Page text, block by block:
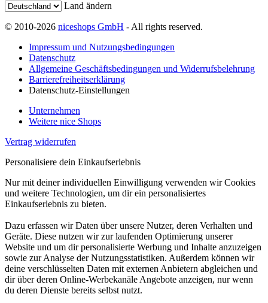
Land ändern
© 2010-2026 niceshops GmbH - All rights reserved.
Impressum und Nutzungsbedingungen
Datenschutz
Allgemeine Geschäftsbedingungen und Widerrufsbelehrung
Barrierefreiheitserklärung
Datenschutz-Einstellungen
Unternehmen
Weitere nice Shops
Vertrag widerrufen
Personalisiere dein Einkaufserlebnis
Nur mit deiner individuellen Einwilligung verwenden wir Cookies
und weitere Technologien, um dir ein personalisiertes
Einkaufserlebnis zu bieten.
Dazu erfassen wir Daten über unsere Nutzer, deren Verhalten und
Geräte. Diese nutzen wir zur laufenden Optimierung unserer
Website und um dir personalisierte Werbung und Inhalte anzuzeigen
sowie zur Analyse der Nutzungsstatistiken. Außerdem können wir
deine verschlüsselten Daten mit externen Anbietern abgleichen und
dir über deren Online-Werbekanäle Angebote anzeigen, nur wenn
du deren Dienste bereits selbst nutzt.